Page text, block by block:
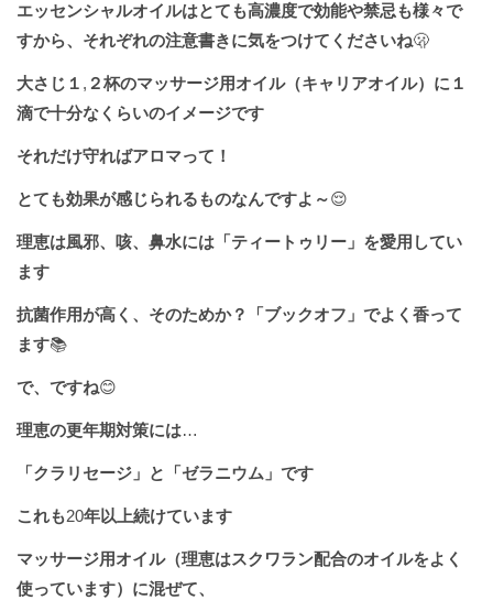
エッセンシャルオイルはとても高濃度で効能や禁忌も様々で
すから、それぞれの注意書きに気をつけてくださいね🫢
大さじ１ , ２杯のマッサージ用オイル（キャリアオイル）に１
滴で十分なくらいのイメージです
それだけ守ればアロマって！
とても効果が感じられるものなんですよ～😌
理恵は風邪、咳、鼻水には「ティートゥリー」を愛用してい
ます
抗菌作用が高く、そのためか？「ブックオフ」でよく香って
ます📚
で、ですね😊
理恵の更年期対策には…
「クラリセージ」と「ゼラニウム」です
これも20年以上続けています
マッサージ用オイル（理恵はスクワラン配合のオイルをよく
使っています）に混ぜて、